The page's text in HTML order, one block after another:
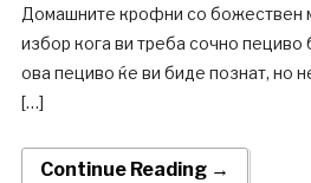
Домашните крофни со божествен
избор кога ви треба сочно пециво
ова пециво ќе ви биде познат, но
[…]
Continue Reading →